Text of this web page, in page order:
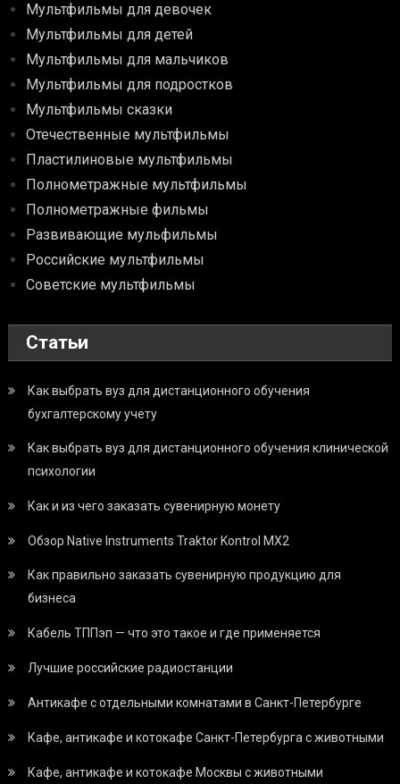
Мультфильмы для девочек
Мультфильмы для детей
Мультфильмы для мальчиков
Мультфильмы для подростков
Мультфильмы сказки
Отечественные мультфильмы
Пластилиновые мультфильмы
Полнометражные мультфильмы
Полнометражные фильмы
Развивающие мульфильмы
Российские мультфильмы
Советские мультфильмы
Статьи
Как выбрать вуз для дистанционного обучения
бухгалтерскому учету
Как выбрать вуз для дистанционного обучения клинической
психологии
Как и из чего заказать сувенирную монету
Обзор Native Instruments Traktor Kontrol MX2
Как правильно заказать сувенирную продукцию для
бизнеса
Кабель ТППэп — что это такое и где применяется
Лучшие российские радиостанции
Антикафе с отдельными комнатами в Санкт-Петербурге
Кафе, антикафе и котокафе Санкт-Петербурга с животными
Кафе, антикафе и котокафе Москвы с животными